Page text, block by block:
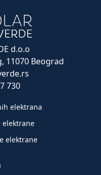
d.o.o
11070 Beograd
730
elektrana
elektrane
elektrane